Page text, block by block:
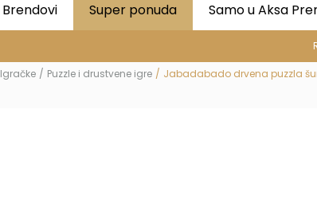
Brendovi Super ponuda Samo u Aksa
Igračke Puzzle i drustvene igre Jabadabado drvena puzzla